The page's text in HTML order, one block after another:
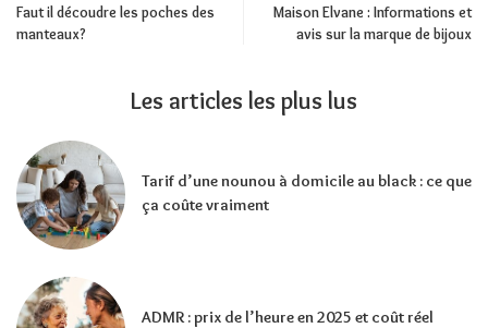
Faut il découdre les poches des
manteaux?
Maison Elvane : Informations et
avis sur la marque de bijoux
Les articles les plus lus
Tarif d’une nounou à domicile au black : ce que
ça coûte vraiment
ADMR : prix de l’heure en 2025 et coût réel